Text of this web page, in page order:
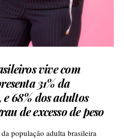
vive com
31% da
68% dos adultos
de excesso de peso
população adulta brasileira